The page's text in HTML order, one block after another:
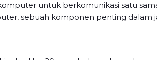
untuk berkomunikasi satu
sebuah komponen penting dalam